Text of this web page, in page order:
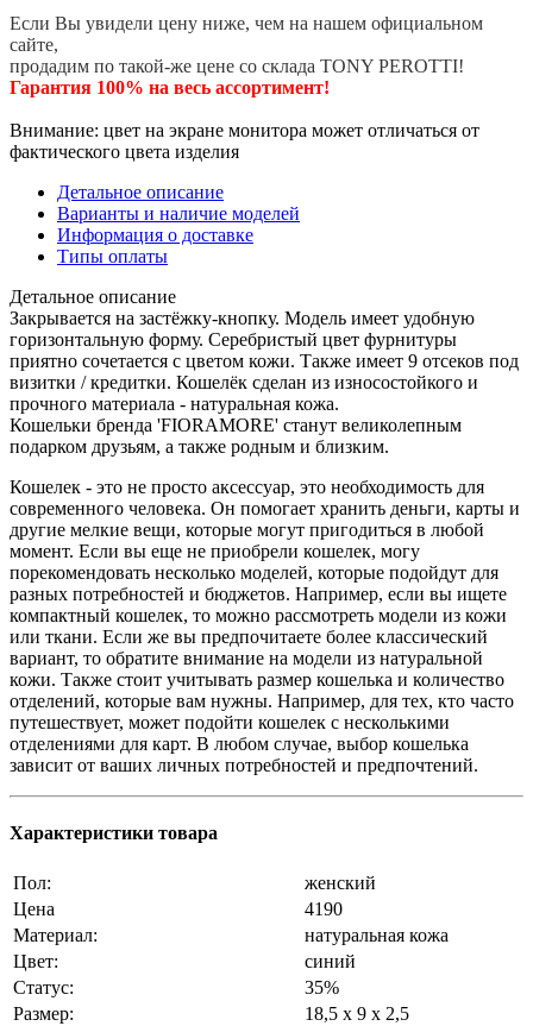
Если Вы увидели цену ниже, чем на нашем официальном
сайте,
продадим по такой-же цене со склада TONY PEROTTI!
Гарантия 100% на весь ассортимент!
Внимание: цвет на экране монитора может отличаться от
фактического цвета изделия
Детальное описание
Варианты и наличие моделей
Информация о доставке
Типы оплаты
Детальное описание
Закрывается на застёжку-кнопку. Модель имеет удобную
горизонтальную форму. Серебристый цвет фурнитуры
приятно сочетается с цветом кожи. Также имеет 9 отсеков под
визитки / кредитки. Кошелёк сделан из износостойкого и
прочного материала - натуральная кожа.
Кошельки бренда 'FIORAMORE' станут великолепным
подарком друзьям, а также родным и близким.
Кошелек - это не просто аксессуар, это необходимость для
современного человека. Он помогает хранить деньги, карты и
другие мелкие вещи, которые могут пригодиться в любой
момент. Если вы еще не приобрели кошелек, могу
порекомендовать несколько моделей, которые подойдут для
разных потребностей и бюджетов. Например, если вы ищете
компактный кошелек, то можно рассмотреть модели из кожи
или ткани. Если же вы предпочитаете более классический
вариант, то обратите внимание на модели из натуральной
кожи. Также стоит учитывать размер кошелька и количество
отделений, которые вам нужны. Например, для тех, кто часто
путешествует, может подойти кошелек с несколькими
отделениями для карт. В любом случае, выбор кошелька
зависит от ваших личных потребностей и предпочтений.
Характеристики товара
Пол:
женский
Цена
4190
Материал:
натуральная кожа
Цвет:
синий
Статус:
35%
Размер:
18,5 x 9 x 2,5